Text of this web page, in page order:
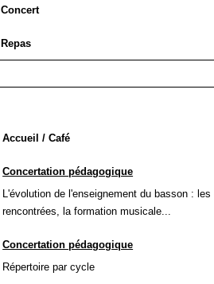
Concert
Repas
Accueil / Café
Concertation pédagogique
L'évolution de l'enseignement du basson :
rencontrées, la formation musicale...
Concertation pédagogique
Répertoire par cycle